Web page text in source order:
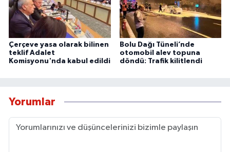
Çerçeve yasa olarak bilinen
teklif Adalet
Komisyonu'nda kabul edildi
Bolu Dağı Tüneli’nde
otomobil alev topuna
döndü: Trafik kilitlendi
Yorumlar